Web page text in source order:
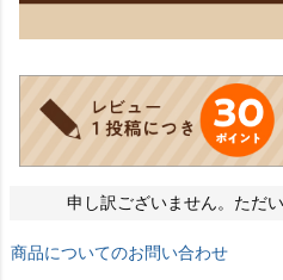
申し訳ございません。ただ
商品についてのお問い合わせ